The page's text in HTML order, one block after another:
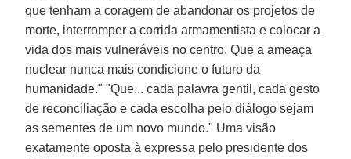
que tenham a coragem de abandonar os projetos de
morte, interromper a corrida armamentista e colocar a
vida dos mais vulneráveis no centro. Que a ameaça
nuclear nunca mais condicione o futuro da
humanidade." "Que... cada palavra gentil, cada gesto
de reconciliação e cada escolha pelo diálogo sejam
as sementes de um novo mundo." Uma visão
exatamente oposta à expressa pelo presidente dos